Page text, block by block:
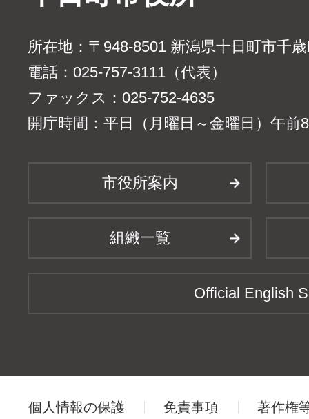
所在地：〒948-8501 新潟県十日町市千
電話：025-757-3111（代表）
ファックス：025-752-4635
開庁時間：平日（月曜日～金曜日）午前
市役所案内
組織一覧
Official English
個人情報の保護 免責事項 著作権